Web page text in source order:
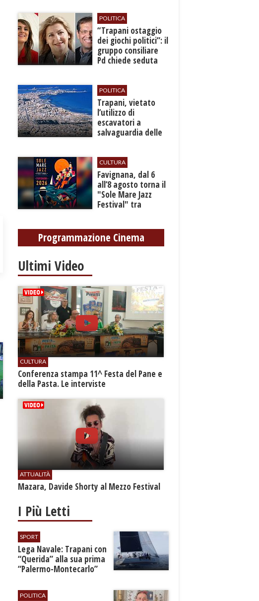
Dream”
POLITICA
​“Trapani ostaggio
dei giochi politici”: il
gruppo consiliare
Pd chiede seduta
POLITICA
​Trapani, vietato
l’utilizzo di
escavatori a
salvaguardia delle
CULTURA
Favignana, dal 6
all’8 agosto torna il
"Sole Mare Jazz
Festival" tra
Programmazione Cinema
Ultimi Video
CULTURA
Conferenza stampa 11^ Festa del Pane e
della Pasta. Le interviste
ATTUALITÀ
Mazara, Davide Shorty al Mezzo Festival
I Più Letti
SPORT
​Lega Navale: Trapani con
“Querida” alla sua prima
“Palermo-Montecarlo”
POLITICA